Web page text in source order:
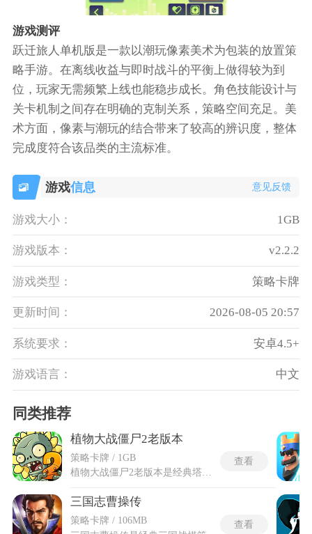
游戏测评
跃迁旅人单机版是一款以潮玩像素美术为包装的放置策
略手游。在离线收益与即时战斗的平衡上做得较为到
位，玩家无需频繁上线也能稳步成长。角色技能设计与
关卡机制之间存在明确的克制关系，策略空间充足。美
术方面，像素与潮玩的结合带来了较高的辨识度，整体
完成度符合该品类的主流标准。
游戏信息 意见反馈
游戏大小： 1GB
游戏版本： v2.2.2
游戏类型： 策略卡牌
更新时间： 2026-08-05 20:57
系统要求： 安卓4.5+
游戏语言： 中文
同类推荐
植物大战僵尸2老版本
策略卡牌 / 1GB
查看
三国志曹操传
策略卡牌 / 106MB
查看